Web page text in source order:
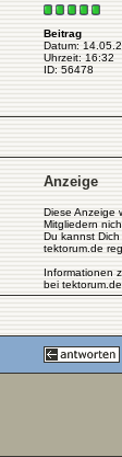
Beitrag
Datum:
Uhrzeit: 16:32
ID: 56478
Anzeige
Diese Anzeige
Mitgliedern
Du kannst Dich
tektorum.de
Informationen
bei